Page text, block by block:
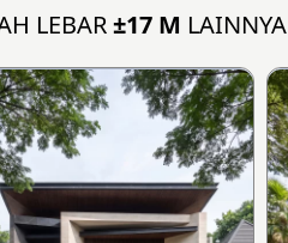
LEBAR±17 M LAINNYA